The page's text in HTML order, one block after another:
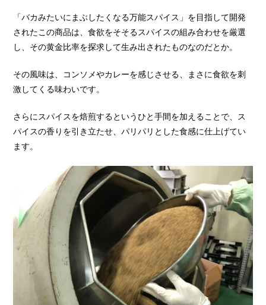
「バカみたいにまぶしたくなる万能スパイス」を目指して開発
されたこの商品は、食欲をそそるスパイスの組み合わせを厳選
し、その黄金比率を探求して生み出されたものなのだとか。
その風味は、コンソメやカレーを感じさせる、まさに食欲を刺
激してくる味わいです。
さらにスパイスを焙煎するというひと手間を加えることで、ス
パイスの香りを引き立たせ、パリパリとした食感に仕上げてい
ます。